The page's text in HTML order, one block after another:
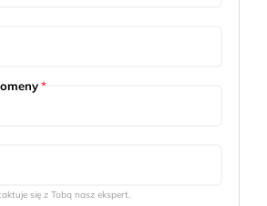
*
się z Tobą nasz ekspert.